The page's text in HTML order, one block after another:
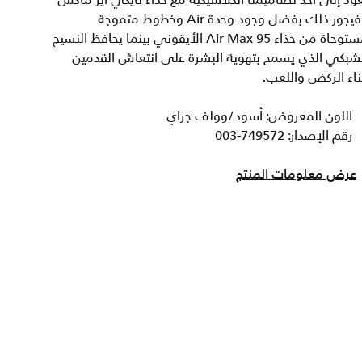
انفيجور ذلك بفضل وجود وحدة Air وخطوط متموجة
مستوحاة من حذاء Air Max 95 الأيقوني بينما يحافظ النسيج
الذي يسمح بتهوية البشرة على انتعاش القدمين
الركض واللعب.
اللون المعروض: أسود/وولف جراي
رقم الإصدار: 749572-003
عرض معلومات المنتج